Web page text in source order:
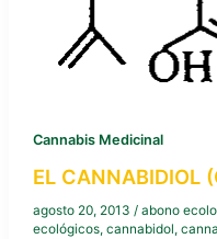
Cannabis Medicinal
EL CANNABIDIOL
agosto 20, 2013 / abono
ecológicos, cannabidol,